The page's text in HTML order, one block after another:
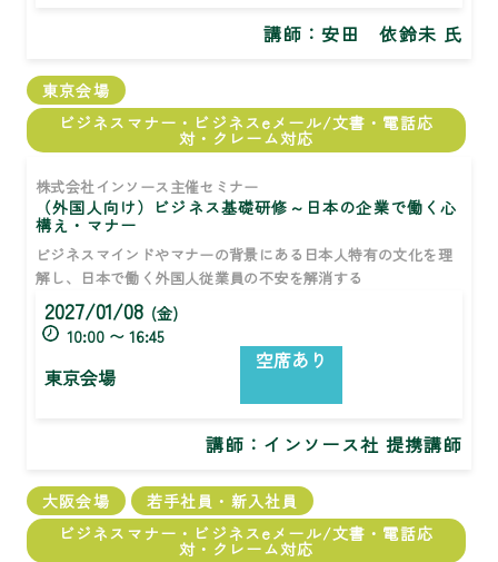
講師：安田 依鈴未 氏
東京会場
ビジネスマナー・ビジネスeメール/文書・電話応
対・クレーム対応
株式会社インソース主催セミナー
（外国人向け）ビジネス基礎研修～日本の企業で働く心
構え・マナー
ビジネスマインドやマナーの背景にある日本人特有の文化を理
解し、日本で働く外国人従業員の不安を解消する
2027/01/08 (金)
10:00 〜 16:45
東京会場
空席あり
講師：インソース社 提携講師
大阪会場
若手社員・新入社員
ビジネスマナー・ビジネスeメール/文書・電話応
対・クレーム対応